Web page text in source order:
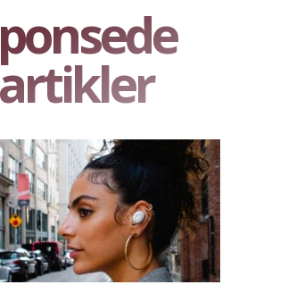
artikler